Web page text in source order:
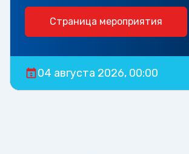
Страница мероприятия
04 августа 2026, 00:00